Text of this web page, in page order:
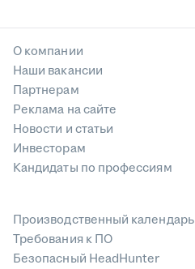
О компании
Наши вакансии
Партнерам
Реклама на сайте
Новости и статьи
Инвесторам
Кандидаты по профессиям
Производственный календарь
Требования к ПО
Безопасный HeadHunter